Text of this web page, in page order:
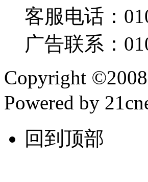
客服电话：
广告联系：
Copyright ©
Powered by
回到顶部